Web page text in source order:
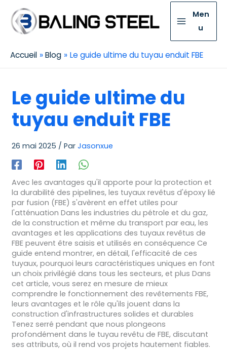
Men
u
Accueil Blog Le guide ultime du tuyau enduit FBE
Le guide ultime du
tuyau enduit FBE
26 mai 2025 / Par Jasonxue
Avec les avantages qu'il apporte pour la protection et
la durabilité des pipelines, les tuyaux revêtus d'époxy lié
par fusion (FBE) s'avèrent en effet utiles pour
l'atténuation Dans les industries du pétrole et du gaz,
de la construction et même du transport par eau, les
avantages et les applications des tuyaux revêtus de
FBE peuvent être saisis et utilisés en conséquence Ce
guide entend montrer, en détail, l'efficacité de ces
tuyaux, pourquoi leurs caractéristiques uniques en font
un choix privilégié dans tous les secteurs, et plus Dans
cet article, vous serez en mesure de mieux
comprendre le fonctionnement des revêtements FBE,
leurs avantages et le rôle qu'ils jouent dans la
construction d'infrastructures solides et durables
Tenez serré pendant que nous plongeons
profondément dans le tuyau revêtu de FBE, discutant
ses attributs, où il rend vos projets hautement fiables.